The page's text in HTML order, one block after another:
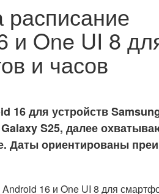
расписание
и One UI 8
и часов
16 для устройств
S25, далее
Даты ориентированы